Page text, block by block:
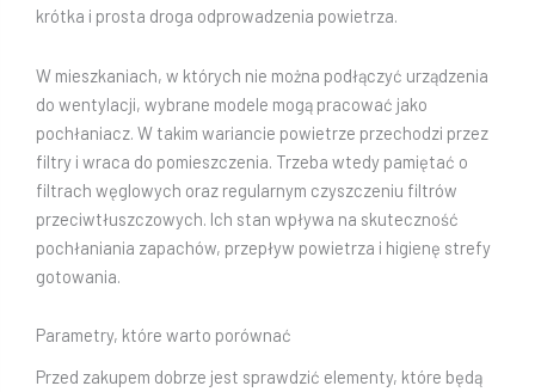
krótka i prosta droga odprowadzenia powietrza.
W mieszkaniach, w których nie można podłączyć urządzenia
do wentylacji, wybrane modele mogą pracować jako
pochłaniacz. W takim wariancie powietrze przechodzi przez
filtry i wraca do pomieszczenia. Trzeba wtedy pamiętać o
filtrach węglowych oraz regularnym czyszczeniu filtrów
przeciwtłuszczowych. Ich stan wpływa na skuteczność
pochłaniania zapachów, przepływ powietrza i higienę strefy
gotowania.
Parametry, które warto porównać
Przed zakupem dobrze jest sprawdzić elementy, które będą